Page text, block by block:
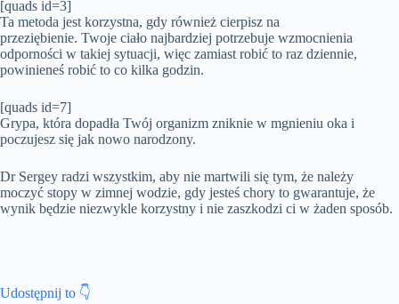
[quads id=3]
Ta metoda jest korzystna, gdy również cierpisz na
przeziębienie. Twoje ciało najbardziej potrzebuje wzmocnienia
odporności w takiej sytuacji, więc zamiast robić to raz dziennie,
powinieneś robić to co kilka godzin.
[quads id=7]
Grypa, która dopadła Twój organizm zniknie w mgnieniu oka i
poczujesz się jak nowo narodzony.
Dr Sergey radzi wszystkim, aby nie martwili się tym, że należy
moczyć stopy w zimnej wodzie, gdy jesteś chory to gwarantuje, że
wynik będzie niezwykle korzystny i nie zaszkodzi ci w żaden sposób.
Udostępnij to 👇